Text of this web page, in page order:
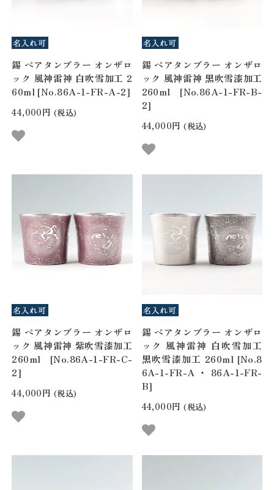
錫 ペアタンブラー オンザロ
ック 風神雷神 白吹雪加工 2
60ml [No.86A-1-FR-A-2]
44,000円 (税込)
錫 ペアタンブラー オンザロ
ック 風神雷神 黒吹雪漆加工
260ml [No.86A-1-FR-B-
2]
44,000円 (税込)
錫 ペアタンブラー オンザロ
ック 風神雷神 紫吹雪漆加工
260ml [No.86A-1-FR-C-
2]
44,000円 (税込)
錫 ペアタンブラー オンザロ
ック 風神雷神 白吹雪加工
黒吹雪漆加工 260ml [No.8
6A-1-FR-A・86A-1-FR-
B]
44,000円 (税込)